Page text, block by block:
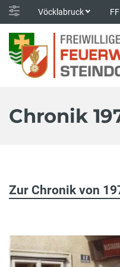
Vöcklabruck
Chronik
Zur Chronik von